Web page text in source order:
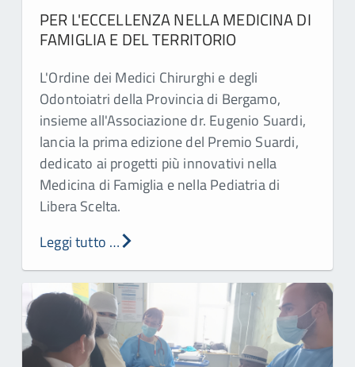
PER L'ECCELLENZA NELLA MEDICINA DI
FAMIGLIA E DEL TERRITORIO
L'Ordine dei Medici Chirurghi e degli
Odontoiatri della Provincia di Bergamo,
insieme all'Associazione dr. Eugenio Suardi,
lancia la prima edizione del Premio Suardi,
dedicato ai progetti più innovativi nella
Medicina di Famiglia e nella Pediatria di
Libera Scelta.
Leggi tutto …